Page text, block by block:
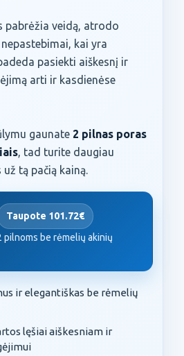
pabrėžia veidą, atrodo
kai yra
pasiekti aiškesnį ir
arti ir kasdienėse
gaunate 2 pilnas poras
, tad turite daugiau
tą pačią kainą.
Taupote 101.72€
pilnoms be rėmelių akinių
ir elegantiškas be rėmelių
lęšiai aiškesniam ir